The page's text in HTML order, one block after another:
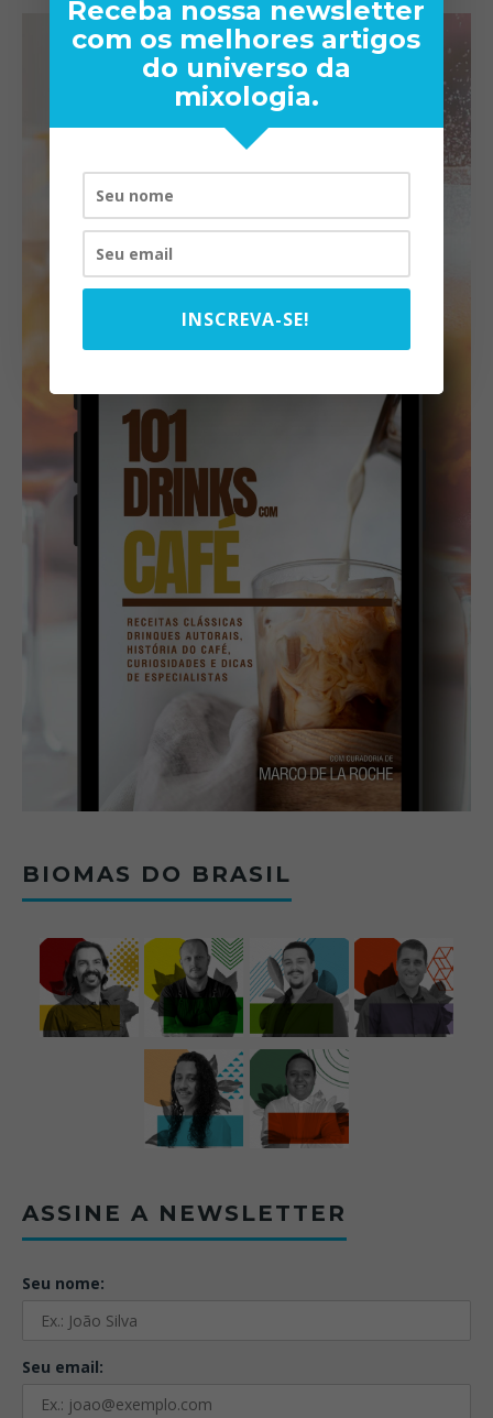
BIOMAS DO BRASIL
ASSINE A NEWSLETTER
Seu nome:
Seu email:
Receba nossa newsletter
com os melhores artigos
do universo da
mixologia.
INSCREVA-SE!